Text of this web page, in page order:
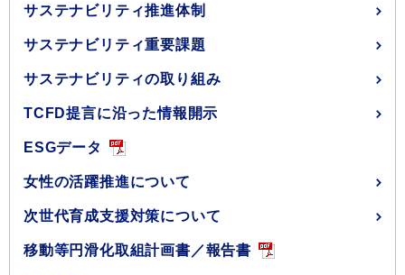
サステナビリティ推進体制
サステナビリティ重要課題
サステナビリティの取り組み
TCFD提言に沿った情報開示
ESGデータ
女性の活躍推進について
次世代育成支援対策について
移動等円滑化取組計画書／報告書